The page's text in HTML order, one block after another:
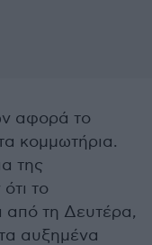
αφορά το
κομμωτήρια.
της
το
από τη Δευτέρα,
αυξημένα